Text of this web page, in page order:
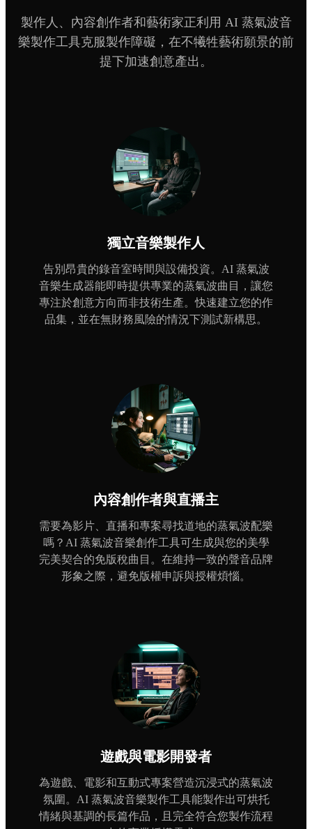
製作人、內容創作者和藝術家正利用 AI 蒸氣波音
樂製作工具克服製作障礙，在不犧牲藝術願景的前
提下加速創意產出。
獨立音樂製作人
告別昂貴的錄音室時間與設備投資。AI 蒸氣波
音樂生成器能即時提供專業的蒸氣波曲目，讓您
專注於創意方向而非技術生產。快速建立您的作
品集，並在無財務風險的情況下測試新構思。
內容創作者與直播主
需要為影片、直播和專案尋找道地的蒸氣波配樂
嗎？AI 蒸氣波音樂創作工具可生成與您的美學
完美契合的免版稅曲目。在維持一致的聲音品牌
形象之際，避免版權申訴與授權煩惱。
遊戲與電影開發者
為遊戲、電影和互動式專案營造沉浸式的蒸氣波
氛圍。AI 蒸氣波音樂製作工具能製作出可烘托
情緒與基調的長篇作品，且完全符合您製作流程